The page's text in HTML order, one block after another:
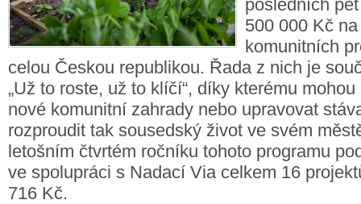
posledních
500 000 Kč
komunitních
celou Českou republikou. Řada z nich je
„Už to roste, už to klíčí“, díky kterému
nové komunitní zahrady nebo upravovat
rozproudit tak sousedský život ve svém
letošním čtvrtém ročníku tohoto programu
ve spolupráci s Nadací Via celkem 16
716 Kč.